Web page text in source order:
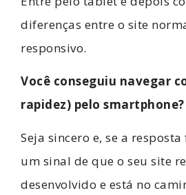
diferenças entre o site
responsivo.
Você conseguiu navegar
rapidez) pelo smartphone?
Seja sincero e, se a resposta
um sinal de que o seu site
desenvolvido e está no